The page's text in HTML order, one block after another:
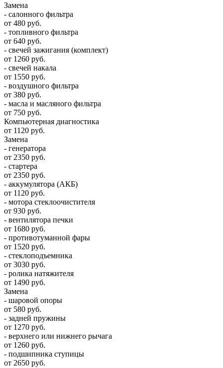
Замена
- салонного фильтра
от 480 руб.
- топливного фильтра
от 640 руб.
- свечей зажигания (комплект)
от 1260 руб.
- свечей накала
от 1550 руб.
- воздушного фильтра
от 380 руб.
- масла и масляного фильтра
от 750 руб.
Компьютерная диагностика
от 1120 руб.
Замена
- генератора
от 2350 руб.
- стартера
от 2350 руб.
- аккумулятора (АКБ)
от 1120 руб.
- мотора стеклоочистителя
от 930 руб.
- вентилятора печки
от 1680 руб.
- противотуманной фары
от 1520 руб.
- стеклоподъемника
от 3030 руб.
- ролика натяжителя
от 1490 руб.
Замена
- шаровой опоры
от 580 руб.
- задней пружины
от 1270 руб.
- верхнего или нижнего рычага
от 1260 руб.
- подшипника ступицы
от 2650 руб.